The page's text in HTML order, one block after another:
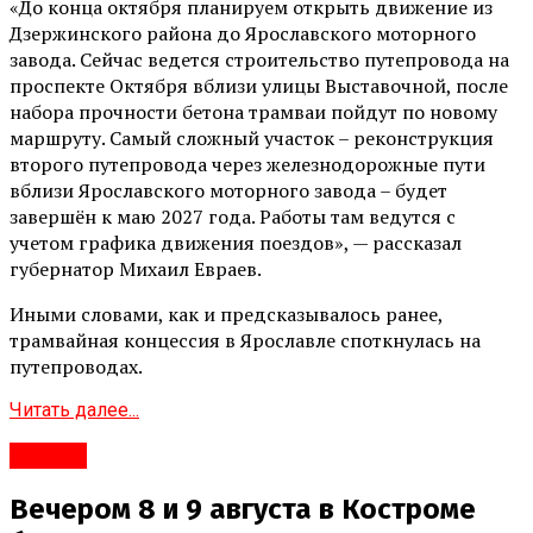
«До конца октября планируем открыть движение из
Дзержинского района до Ярославского моторного
завода. Сейчас ведется строительство путепровода на
проспекте Октября вблизи улицы Выставочной, после
набора прочности бетона трамваи пойдут по новому
маршруту. Самый сложный участок – реконструкция
второго путепровода через железнодорожные пути
вблизи Ярославского моторного завода – будет
завершён к маю 2027 года. Работы там ведутся с
учетом графика движения поездов», — рассказал
губернатор Михаил Евраев.
Иными словами, как и предсказывалось ранее,
трамвайная концессия в Ярославле споткнулась на
путепроводах.
Читать далее...
Вечером 8 и 9 августа в Костроме